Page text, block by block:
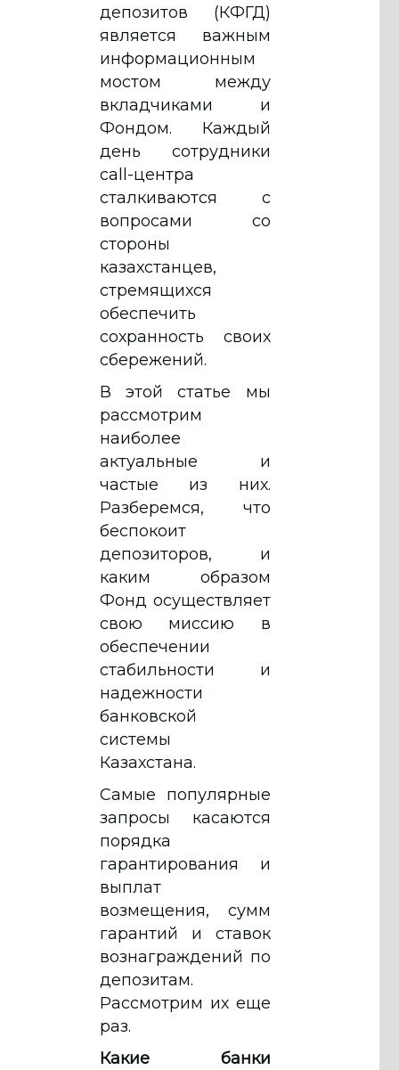
депозитов (КФГД)
является важным
информационным
мостом между
вкладчиками и
Фондом. Каждый
день сотрудники
call-центра
сталкиваются с
вопросами со
стороны
казахстанцев,
стремящихся
обеспечить
сохранность своих
сбережений.
В этой статье мы
рассмотрим
наиболее
актуальные и
частые из них.
Разберемся, что
беспокоит
депозиторов, и
каким образом
Фонд осуществляет
свою миссию в
обеспечении
стабильности и
надежности
банковской
системы
Казахстана.
Самые популярные
запросы касаются
порядка
гарантирования и
выплат
возмещения, сумм
гарантий и ставок
вознаграждений по
депозитам.
Рассмотрим их еще
раз.
Какие банки